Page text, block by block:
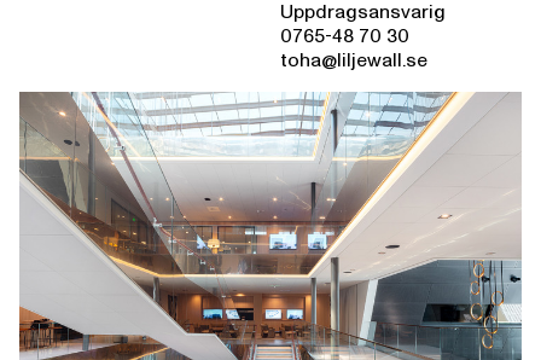
Uppdragsansvarig
0765-48 70 30
toha@liljewall.se